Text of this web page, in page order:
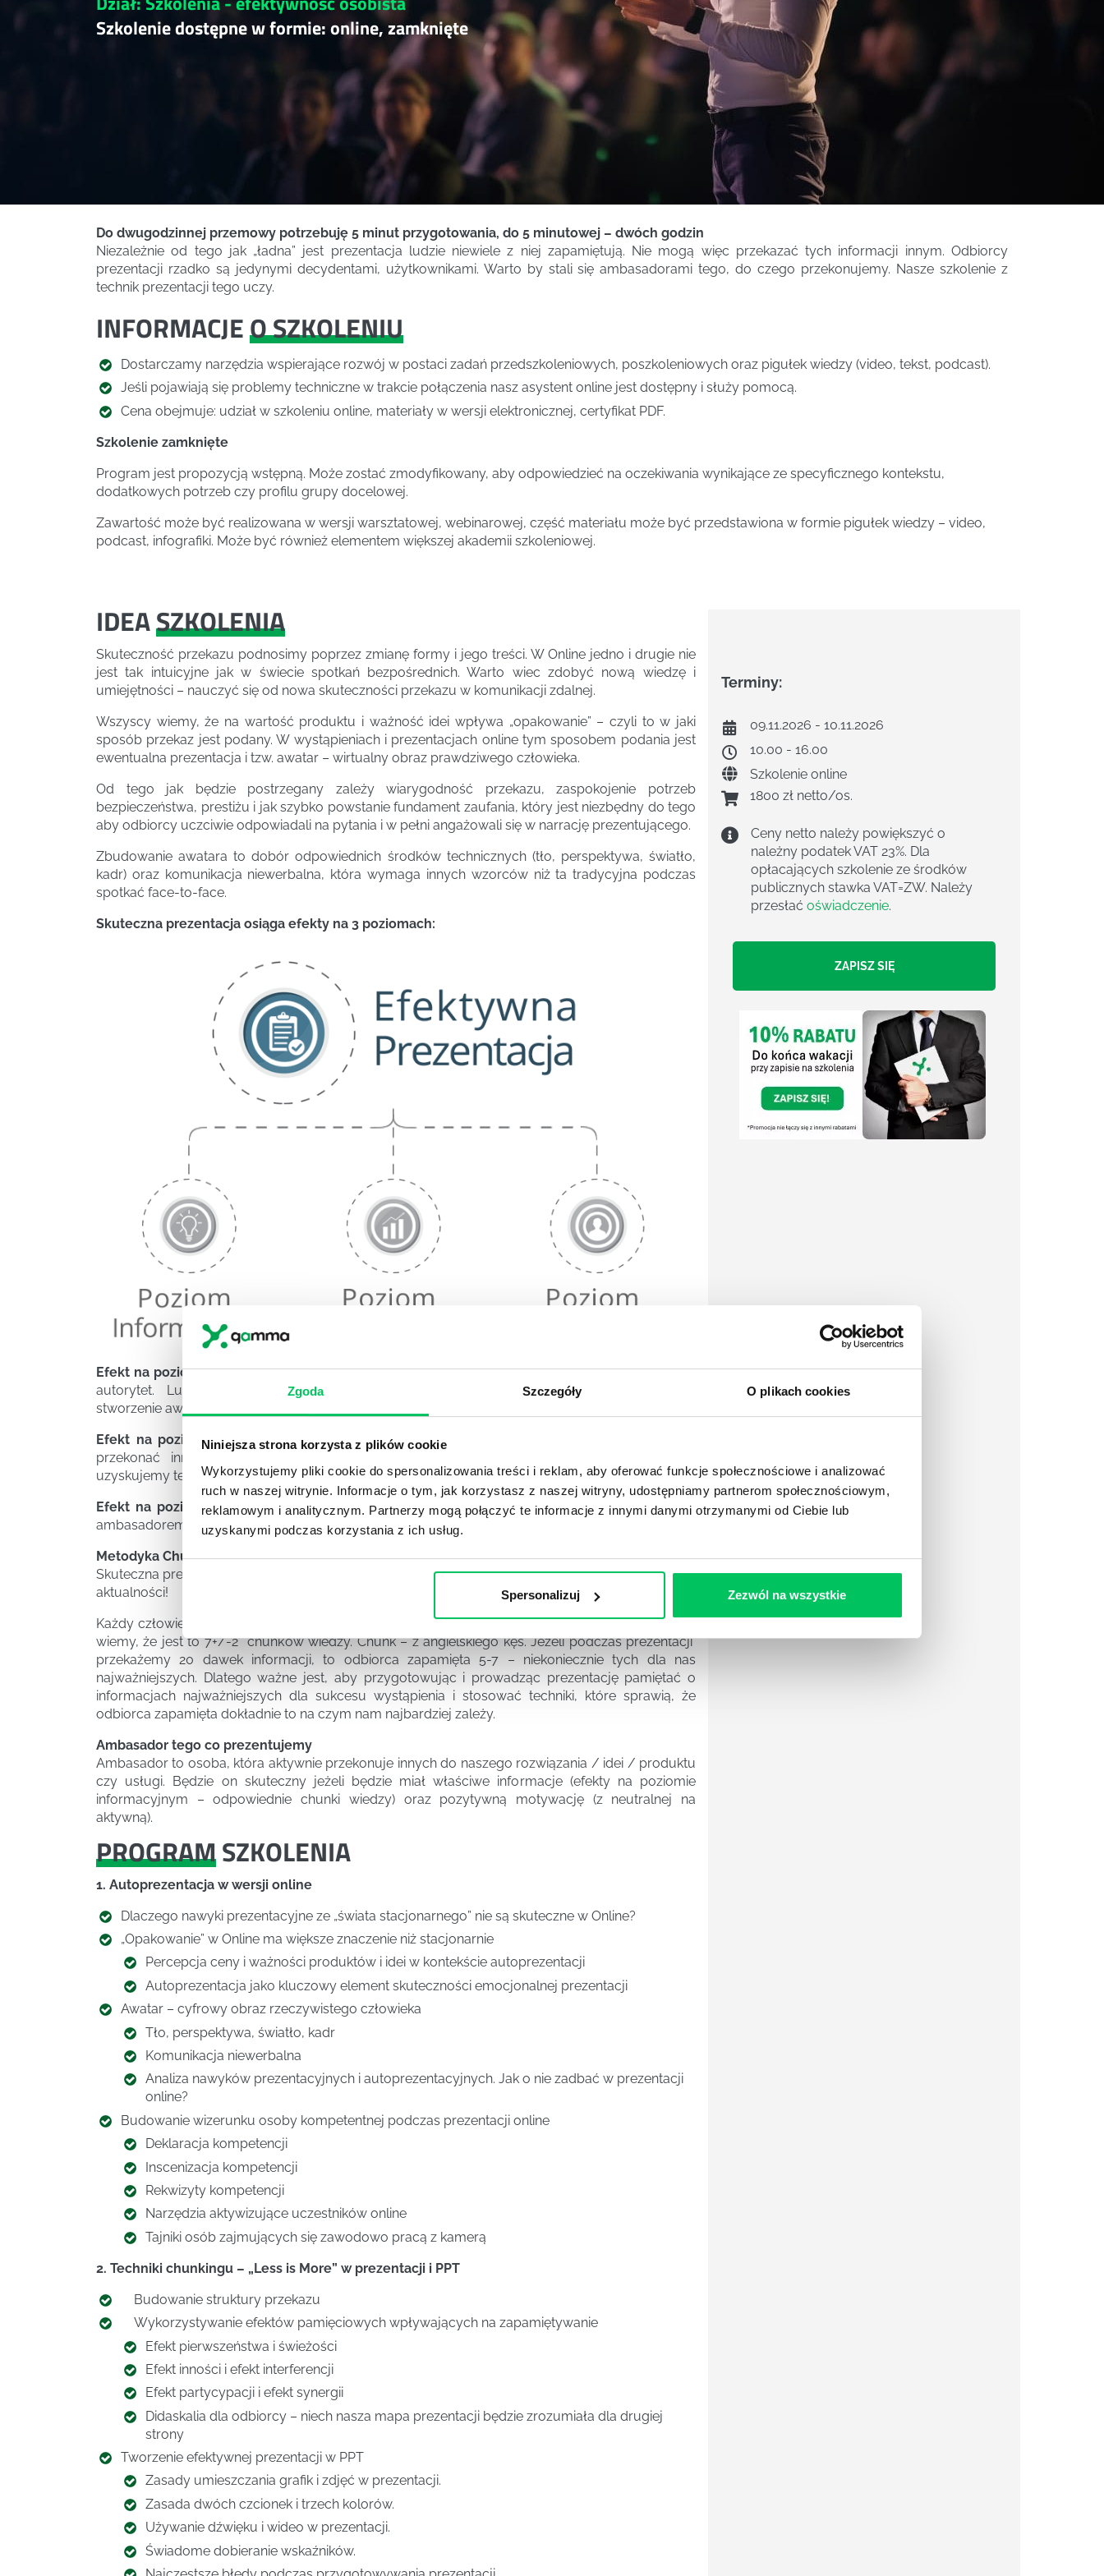
Zgoda Szczegóły O plikach cookies
Niniejsza strona korzysta z plików cookie
Wykorzystujemy pliki cookie do spersonalizowania treści i reklam, aby oferować funkcje społecznościowe i analizować
ruch w naszej witrynie. Informacje o tym, jak korzystasz z naszej witryny, udostępniamy partnerom społecznościowym,
reklamowym i analitycznym. Partnerzy mogą połączyć te informacje z innymi danymi otrzymanymi od Ciebie lub
uzyskanymi podczas korzystania z ich usług.
Spersonalizuj Zezwól na wszystkie
Szkolenie dostępne w formie: online, zamknięte
Do dwugodzinnej przemowy potrzebuję 5 minut przygotowania, do 5 minutowej – dwóch godzin
Niezależnie od tego jak „ładna” jest prezentacja ludzie niewiele z niej zapamiętują. Nie mogą więc przekazać tych informacji innym. Odbiorcy
prezentacji rzadko są jedynymi decydentami, użytkownikami. Warto by stali się ambasadorami tego, do czego przekonujemy. Nasze szkolenie z
technik prezentacji tego uczy.
INFORMACJEO SZKOLENIU
Dostarczamy narzędzia wspierające rozwój w postaci zadań przedszkoleniowych, poszkoleniowych oraz pigułek wiedzy (video, tekst, podcast).
Jeśli pojawiają się problemy techniczne w trakcie połączenia nasz asystent online jest dostępny i służy pomocą.
Cena obejmuje: udział w szkoleniu online, materiały w wersji elektronicznej, certyfikat PDF.
Szkolenie zamknięte
Program jest propozycją wstępną. Może zostać zmodyfikowany, aby odpowiedzieć na oczekiwania wynikające ze specyficznego kontekstu,
dodatkowych potrzeb czy profilu grupy docelowej.
Zawartość może być realizowana w wersji warsztatowej, webinarowej, część materiału może być przedstawiona w formie pigułek wiedzy – video,
podcast, infografiki. Może być również elementem większej akademii szkoleniowej.
IDEASZKOLENIA
Skuteczność przekazu podnosimy poprzez zmianę formy i jego treści. W Online jedno i drugie nie
jest tak intuicyjne jak w świecie spotkań bezpośrednich. Warto wiec zdobyć nową wiedzę i
umiejętności – nauczyć się od nowa skuteczności przekazu w komunikacji zdalnej.
Wszyscy wiemy, że na wartość produktu i ważność idei wpływa „opakowanie” – czyli to w jaki
sposób przekaz jest podany. W wystąpieniach i prezentacjach online tym sposobem podania jest
ewentualna prezentacja i tzw. awatar – wirtualny obraz prawdziwego człowieka.
Od tego jak będzie postrzegany zależy wiarygodność przekazu, zaspokojenie potrzeb
bezpieczeństwa, prestiżu i jak szybko powstanie fundament zaufania, który jest niezbędny do tego
aby odbiorcy uczciwie odpowiadali na pytania i w pełni angażowali się w narrację prezentującego.
Zbudowanie awatara to dobór odpowiednich środków technicznych (tło, perspektywa, światło,
kadr) oraz komunikacja niewerbalna, która wymaga innych wzorców niż ta tradycyjna podczas
spotkać face-to-face.
Skuteczna prezentacja osiąga efekty na 3 poziomach:
Efekt na poziomie emocjonalnym– prezentujący zyskał moje zaufanie / sympatię / zbudował
autorytet. Lubię go lub/i wierzę mu. W online tu rolę ogrywa sposób prezentowania treści,
stworzenie awatara (awatar, prezentacja, tło, perspektywa, światło, kadr)
Efekt na poziom informacyjnym –zapamiętałem najważniejsze informacje. Jeśli będę musiał
przekonać innych bądź obronić swoje zdanie, będę miał odpowiednie argumenty. Efekt
uzyskujemy techniki chunkingu – więcej o tym poniżej.
Efekt na poziomie motywacyjnym– chcę aktywnie zainteresować/przekonać innych. Staję się
ambasadorem idei / produktu / rozwiązania. Efekt uzyskujemy poprzez taktyki motywacyjne.
Metodyka Chunking – Mniej znaczy więcej!
Skuteczna prezentacja Online musi być krótsza. Postulat Jobsa – Less is More dziś tylko zyskuje na
aktualności!
Każdy człowiek posiada pewne możliwości zapamiętywania informacji. Z psychologii poznawczej
wiemy, że jest to 7+/-2 chunk’ów wiedzy. Chunk – z angielskiego kęs. Jeżeli podczas prezentacji
przekażemy 20 dawek informacji, to odbiorca zapamięta 5-7 – niekoniecznie tych dla nas
najważniejszych. Dlatego ważne jest, aby przygotowując i prowadząc prezentację pamiętać o
informacjach najważniejszych dla sukcesu wystąpienia i stosować techniki, które sprawią, że
odbiorca zapamięta dokładnie to na czym nam najbardziej zależy.
Ambasador tego co prezentujemy
Ambasador to osoba, która aktywnie przekonuje innych do naszego rozwiązania / idei / produktu
czy usługi. Będzie on skuteczny jeżeli będzie miał właściwe informacje (efekty na poziomie
informacyjnym – odpowiednie chunki wiedzy) oraz pozytywną motywację (z neutralnej na
aktywną).
PROGRAMSZKOLENIA
1. Autoprezentacja w wersji online
Dlaczego nawyki prezentacyjne ze „świata stacjonarnego” nie są skuteczne w Online?
„Opakowanie” w Online ma większe znaczenie niż stacjonarnie
Percepcja ceny i ważności produktów i idei w kontekście autoprezentacji
Autoprezentacja jako kluczowy element skuteczności emocjonalnej prezentacji
Awatar – cyfrowy obraz rzeczywistego człowieka
Tło, perspektywa, światło, kadr
Komunikacja niewerbalna
Analiza nawyków prezentacyjnych i autoprezentacyjnych. Jak o nie zadbać w prezentacji
online?
Budowanie wizerunku osoby kompetentnej podczas prezentacji online
Deklaracja kompetencji
Inscenizacja kompetencji
Rekwizyty kompetencji
Narzędzia aktywizujące uczestników online
Tajniki osób zajmujących się zawodowo pracą z kamerą
2. Techniki chunkingu – „Less is More” w prezentacji i PPT
­ Budowanie struktury przekazu
­ Wykorzystywanie efektów pamięciowych wpływających na zapamiętywanie
Efekt pierwszeństwa i świeżości
Efekt inności i efekt interferencji
Efekt partycypacji i efekt synergii
Didaskalia dla odbiorcy – niech nasza mapa prezentacji będzie zrozumiała dla drugiej
strony
Tworzenie efektywnej prezentacji w PPT
Zasady umieszczania grafik i zdjęć w prezentacji.
Zasada dwóch czcionek i trzech kolorów.
Używanie dźwięku i wideo w prezentacji.
Świadome dobieranie wskaźników.
Terminy:
09.11.2026 - 10.11.2026
10.00 - 16.00
Szkolenie online
1800 zł netto/os.
Ceny netto należy powiększyć o
należny podatek VAT 23%. Dla
opłacających szkolenie ze środków
publicznych stawka VAT=ZW. Należy
przesłać oświadczenie.
ZAPISZ SIĘ